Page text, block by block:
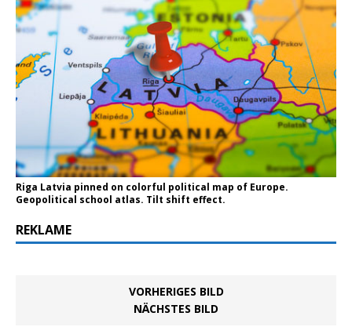
Riga Latvia pinned on colorful political map of Europe.
Geopolitical school atlas. Tilt shift effect.
REKLAME
VORHERIGES BILD
NÄCHSTES BILD